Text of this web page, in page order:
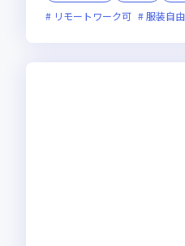
リモートワーク可
服装自由